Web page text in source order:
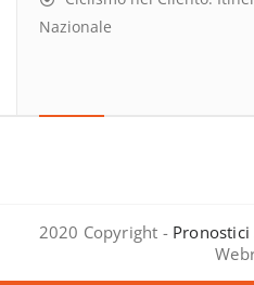
Nazionale
2020 Copyright -